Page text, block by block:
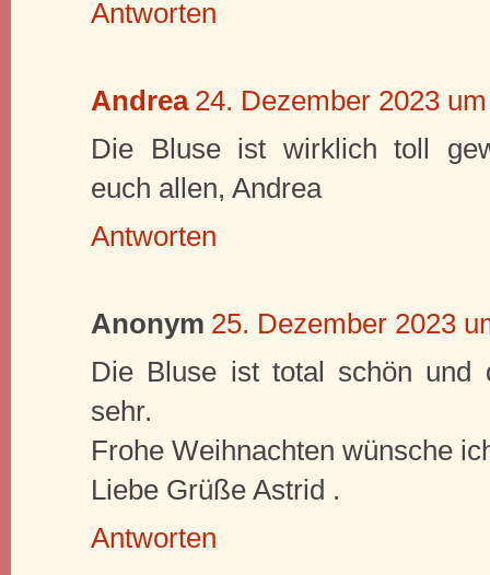
Antworten
Andrea 24. Dezember 2023
Die Bluse ist wirklich toll
euch allen, Andrea
Antworten
Anonym 25. Dezember 2023
Die Bluse ist total schön und
sehr.
Frohe Weihnachten wünsche
Liebe Grüße Astrid .
Antworten